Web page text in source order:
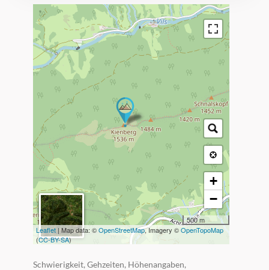
+
−
500 m
Leaflet| Map data: ©OpenStreetMap, Imagery ©OpenTopoMap
(CC-BY-SA)
Schwierigkeit, Gehzeiten, Höhenangaben,